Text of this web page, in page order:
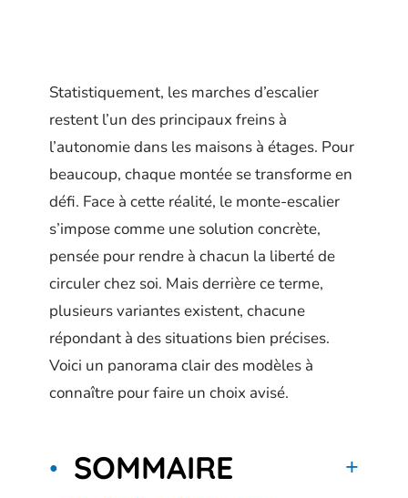
Statistiquement, les marches d’escalier
restent l’un des principaux freins à
l’autonomie dans les maisons à étages. Pour
beaucoup, chaque montée se transforme en
défi. Face à cette réalité, le monte-escalier
s’impose comme une solution concrète,
pensée pour rendre à chacun la liberté de
circuler chez soi. Mais derrière ce terme,
plusieurs variantes existent, chacune
répondant à des situations bien précises.
Voici un panorama clair des modèles à
connaître pour faire un choix avisé.
SOMMAIRE